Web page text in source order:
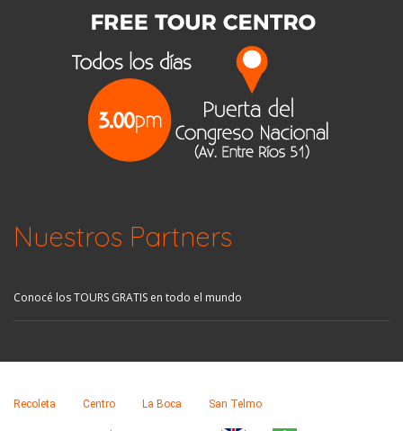
Nuestros Partners
Conocé los TOURS GRATIS en todo el mundo
Recoleta Centro La Boca San Telmo